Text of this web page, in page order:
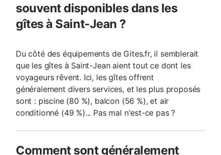
souvent disponibles dans les
gîtes à Saint-Jean ?
Du côté des équipements de Gites.fr, il semblerait
que les gîtes à Saint-Jean aient tout ce dont les
voyageurs rêvent. Ici, les gîtes offrent
généralement divers services, et les plus proposés
sont : piscine (80 %), balcon (56 %), et air
conditionné (49 %)... Pas mal n'est-ce pas ?
Comment sont généralement